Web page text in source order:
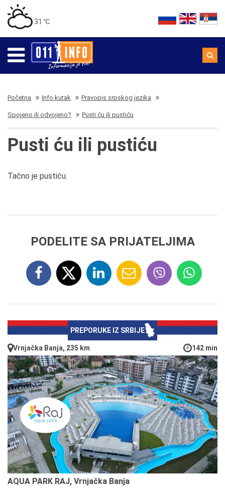
31 ℃
Početna Info kutak Pravopis srpskog jezika
Spojeno ili odvojeno? Pusti ću ili pustiću
Pusti ću ili pustiću
Tačno je pustiću.
PODELITE SA PRIJATELJIMA
PREPORUKE IZ SRBIJE
Vrnjačka Banja, 235 km 142 min
AQUA PARK RAJ, Vrnjačka Banja